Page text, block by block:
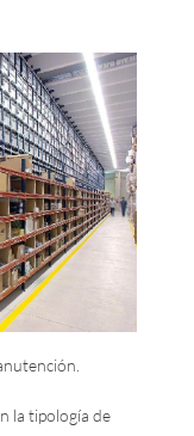
la tipología de